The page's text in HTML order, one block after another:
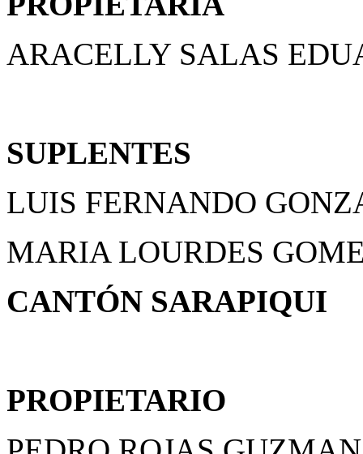
ARACELLY SALAS
SUPLENTES
LUIS FERNANDO
MARIA LOURDES
CANTÓN SARAPIQUI
PROPIETARIO